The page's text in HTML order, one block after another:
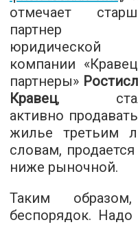
отмечает
партнер
юридической
компании
партнеры»
Кравец,
активно
жилье третьим
словам,
ниже рыночной.
Таким
беспорядок.